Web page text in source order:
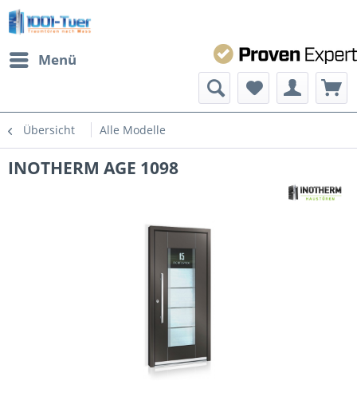
Menü
Übersicht Alle Modelle
INOTHERM AGE 1098